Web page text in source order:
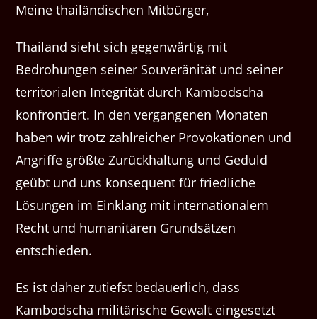
Meine thailändischen Mitbürger,
Thailand sieht sich gegenwärtig mit
Bedrohungen seiner Souveränität und seiner
territorialen Integrität durch Kambodscha
konfrontiert. In den vergangenen Monaten
haben wir trotz zahlreicher Provokationen und
Angriffe größte Zurückhaltung und Geduld
geübt und uns konsequent für friedliche
Lösungen im Einklang mit internationalem
Recht und humanitären Grundsätzen
entschieden.
Es ist daher zutiefst bedauerlich, dass
Kambodscha militärische Gewalt eingesetzt